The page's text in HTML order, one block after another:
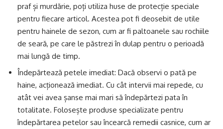
praf și murdărie, poți utiliza huse de protecție speciale
pentru fiecare articol. Acestea pot fi deosebit de utile
pentru hainele de sezon, cum ar fi paltoanele sau rochiile
de seară, pe care le păstrezi în dulap pentru o perioadă
mai lungă de timp.
Îndepărtează petele imediat: Dacă observi o pată pe
haine, acționează imediat. Cu cât intervii mai repede, cu
atât vei avea șanse mai mari să îndepărtezi pata în
totalitate. Folosește produse specializate pentru
îndepărtarea petelor sau încearcă remedii casnice, cum ar